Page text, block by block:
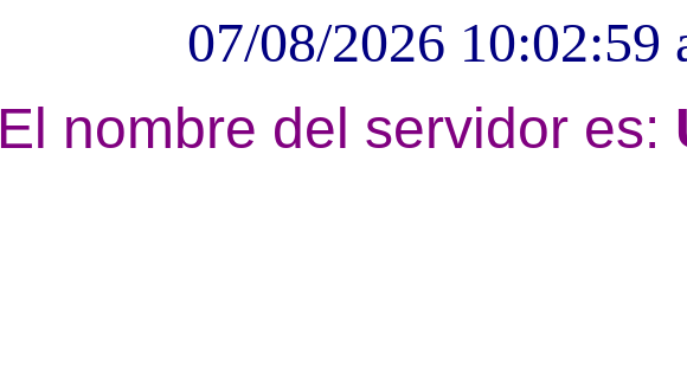
07/08/2026 10:02:59
El nombre del servidor es: